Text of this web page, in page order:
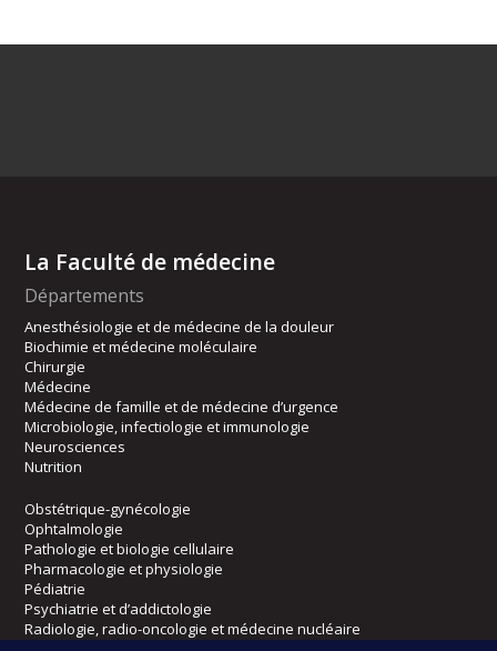
La Faculté de médecine
Départements
Anesthésiologie et de médecine de la douleur
Biochimie et médecine moléculaire
Chirurgie
Médecine
Médecine de famille et de médecine d’urgence
Microbiologie, infectiologie et immunologie
Neurosciences
Nutrition
Obstétrique-gynécologie
Ophtalmologie
Pathologie et biologie cellulaire
Pharmacologie et physiologie
Pédiatrie
Psychiatrie et d’addictologie
Radiologie, radio-oncologie et médecine nucléaire